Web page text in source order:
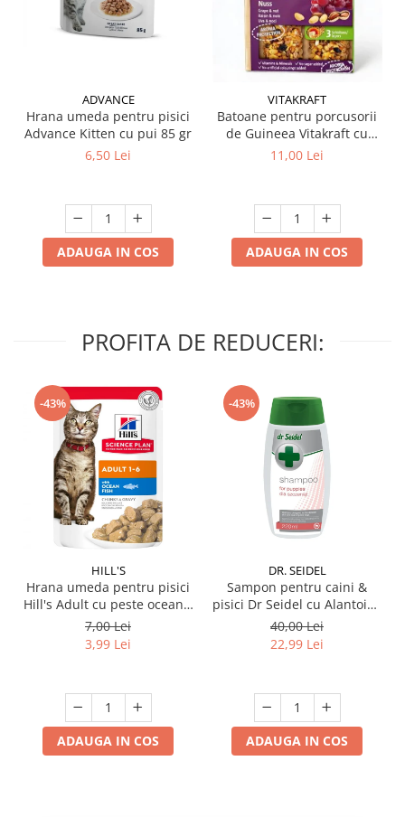
ADVANCE
Hrana umeda pentru pisici
Advance Kitten cu pui 85 gr
6,50 Lei
ADAUGA IN COS
VITAKRAFT
Batoane pentru porcusorii
de Guineea Vitakraft cu
struguri & nuci 2 buc
11,00 Lei
ADAUGA IN COS
PROFITA DE REDUCERI:
-43%
HILL'S
Hrana umeda pentru pisici
Hill's Adult cu peste oceanic
85 gr
7,00 Lei
3,99 Lei
ADAUGA IN COS
-43%
DR. SEIDEL
Sampon pentru caini &
pisici Dr Seidel cu Alantoina
220 ml
40,00 Lei
22,99 Lei
ADAUGA IN COS